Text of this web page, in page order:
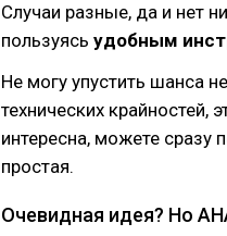
Случаи разные, да и нет
пользуясь удобным
Не могу упустить шанса
технических крайностей,
интересна, можете сразу
простая.
Очевидная идея? Но